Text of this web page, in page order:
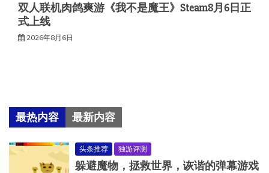
双人联机肉鸽爽游《我不是魔王》Steam8月6日正
式上线
2026年8月6日
最热内容 最新内容
头条推荐 独游评测
躲避魔物，拯救世界，诙谐的弹幕游戏